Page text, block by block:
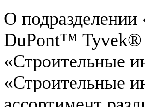
О
DuPont™ Tyvek®
«Строительные
«Строительные